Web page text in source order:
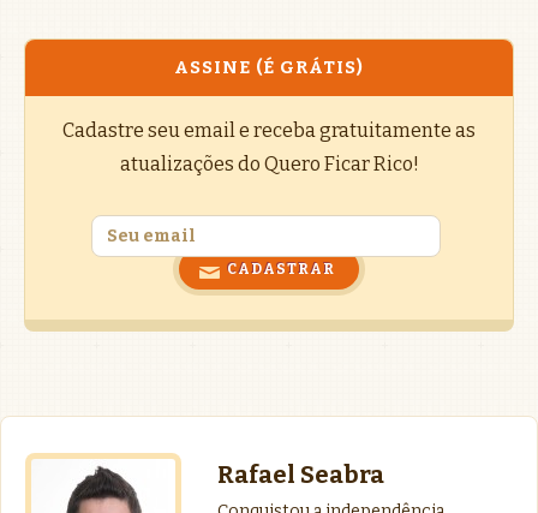
ASSINE (É GRÁTIS)
Cadastre seu email e receba gratuitamente as
atualizações do Quero Ficar Rico!
Rafael Seabra